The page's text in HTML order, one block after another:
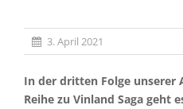
3. April 2021
In der dritten Folge unserer
Reihe zu Vinland Saga geht